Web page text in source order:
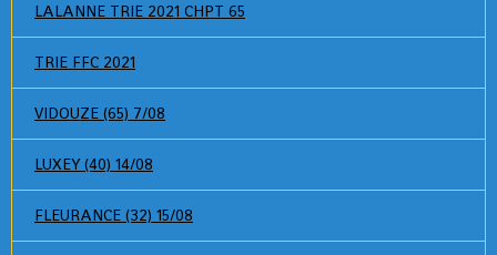
LALANNE TRIE 2021 CHPT 65
TRIE FFC 2021
VIDOUZE (65) 7/08
LUXEY (40) 14/08
FLEURANCE (32) 15/08